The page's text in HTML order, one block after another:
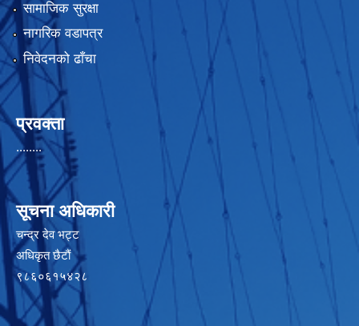
सामाजिक सुरक्षा
नागरिक वडापत्र
निवेदनको ढाँचा
प्रवक्ता
........
सूचना अधिकारी
चन्द्र देव भट्ट
अधिकृत छैटाैं
९८६०६१५४२८